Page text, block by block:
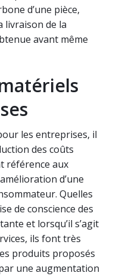
d’une pièce,
livraison de la
avant même
les entreprises, il
des coûts
référence aux
d’une
Quelles
de conscience des
et lorsqu’il s’agit
ils font très
produits proposés
une augmentation